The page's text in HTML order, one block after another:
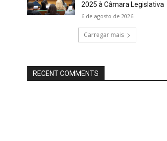
2025 à Câmara Legislativa
6 de agosto de 2026
Carregar mais
RECENT COMMENTS